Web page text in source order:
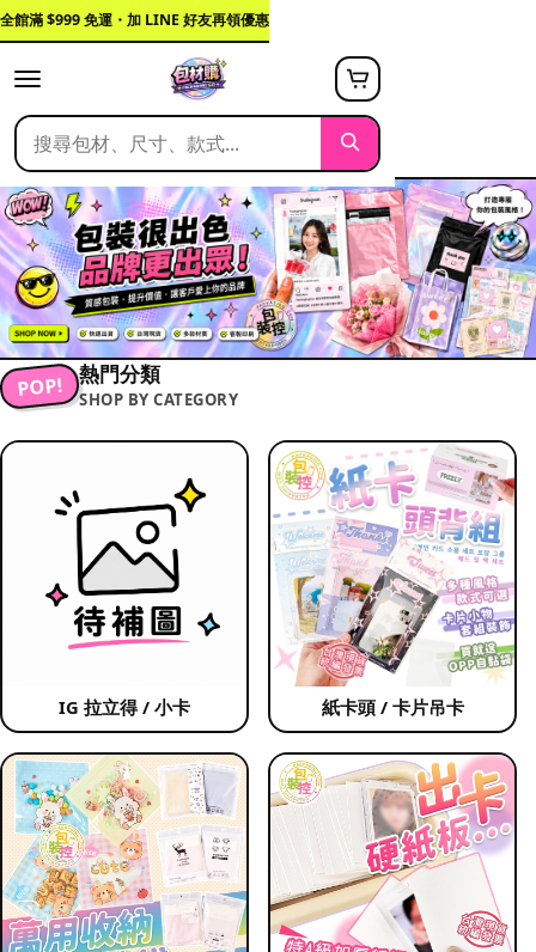
全館滿 $999 免運・加 LINE 好友再領優惠
POP! 熱門分類
SHOP BY CATEGORY
IG 拉立得 / 小卡 紙卡頭 / 卡片吊卡